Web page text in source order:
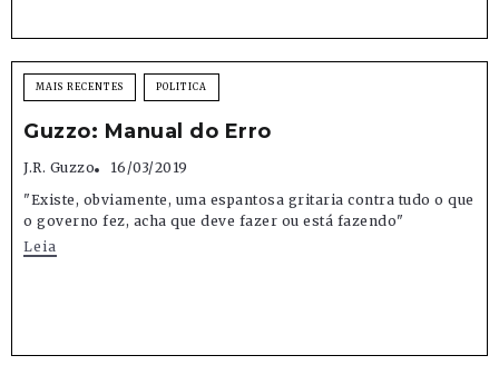
MAIS RECENTES POLITICA
Guzzo: Manual do Erro
J.R. Guzzo
16/03/2019
"Existe, obviamente, uma espantosa gritaria contra tudo o que
o governo fez, acha que deve fazer ou está fazendo"
Leia